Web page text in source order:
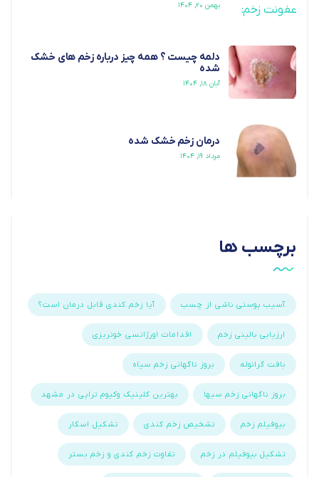
بهمن ۲۰, ۱۴۰۴
دلمه چیست ؟ همه چیز درباره زخم های خشک
شده
آبان ۱۸, ۱۴۰۴
درمان زخم خشک شده
مرداد ۱۹, ۱۴۰۴
برچسب ها
آسیب پوستی ناشی از چسب آیا زخم کندی قابل درمان است؟
ارزیابی بالینی زخم اقدامات اورژانسی خونریزی
بافت گرانوله بروز ناگهانی زخم سیاه
بروز ناگهانی زخم سیها بهترین کلینیک وکیوم تراپی در مشهد
بیوفیلم زخم تشخیص زخم کندی تشکیل اسکار
تشکیل بیوفیلم در زخم تفاوت زخم کندی و زخم بستر